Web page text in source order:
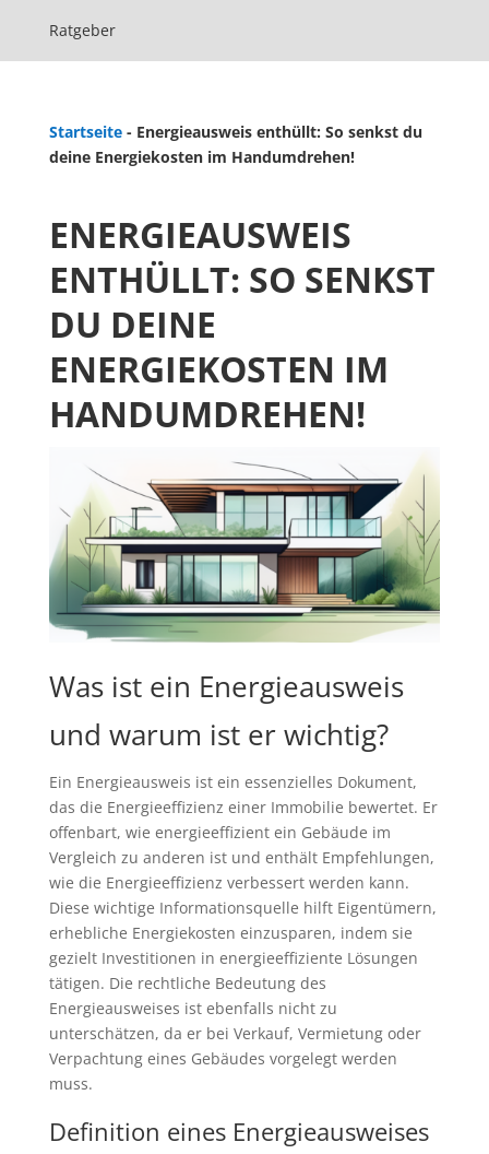
Ratgeber
Startseite- Energieausweis enthüllt: So senkst du
deine Energiekosten im Handumdrehen!
ENERGIEAUSWEIS
ENTHÜLLT: SO SENKST
DU DEINE
ENERGIEKOSTEN IM
HANDUMDREHEN!
Was ist ein Energieausweis
und warum ist er wichtig?
Ein Energieausweis ist ein essenzielles Dokument,
das die Energieeffizienz einer Immobilie bewertet. Er
offenbart, wie energieeffizient ein Gebäude im
Vergleich zu anderen ist und enthält Empfehlungen,
wie die Energieeffizienz verbessert werden kann.
Diese wichtige Informationsquelle hilft Eigentümern,
erhebliche Energiekosten einzusparen, indem sie
gezielt Investitionen in energieeffiziente Lösungen
tätigen. Die rechtliche Bedeutung des
Energieausweises ist ebenfalls nicht zu
unterschätzen, da er bei Verkauf, Vermietung oder
Verpachtung eines Gebäudes vorgelegt werden
muss.
Definition eines Energieausweises